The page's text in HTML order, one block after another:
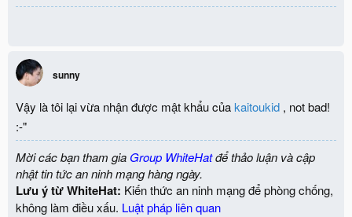
sunny
Vậy là tôi lại vừa nhận được mật khẩu củakaitoukid , not bad!
:-"
Mời các bạn tham gia Group WhiteHatđể thảo luận và cập
nhật tin tức an ninh mạng hàng ngày.
Lưu ý từ WhiteHat: Kiến thức an ninh mạng để phòng chống,
không làm điều xấu. Luật pháp liên quan